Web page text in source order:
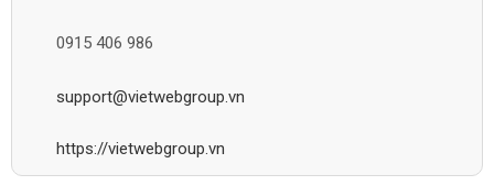
0915 406 986
support@vietwebgroup.vn
https://vietwebgroup.vn